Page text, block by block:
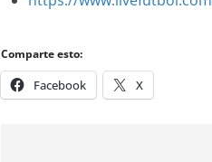
Comparte esto:
Facebook X